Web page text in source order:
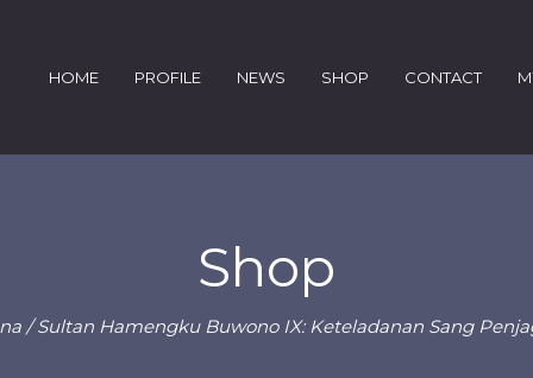
HOME PROFILE NEWS SHOP CONTACT
Shop
/ Sultan Hamengku Buwono IX: Keteladanan Sang